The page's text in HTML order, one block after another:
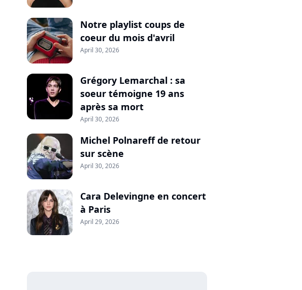
Notre playlist coups de
coeur du mois d'avril
April 30, 2026
Grégory Lemarchal : sa
soeur témoigne 19 ans
après sa mort
April 30, 2026
Michel Polnareff de retour
sur scène
April 30, 2026
Cara Delevingne en concert
à Paris
April 29, 2026